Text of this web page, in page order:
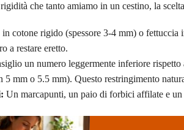
che tanto amiamo in un cestino, la
cotone rigido (spessore 3-4 mm) o fettuccia
a restare eretto.
un numero leggermente inferiore
5 mm o 5.5 mm). Questo restringimento
Un marcapunti, un paio di forbici affilate e un